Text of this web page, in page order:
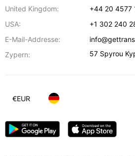
United Kingdom:
+44 20 4577
USA:
+1 302 240
E-Mail-Addresse:
Zypern:
57 Spyrou
€EUR